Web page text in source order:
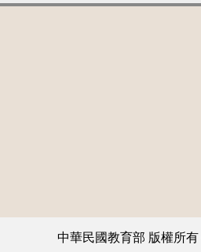
中華民國教育部 版權所有